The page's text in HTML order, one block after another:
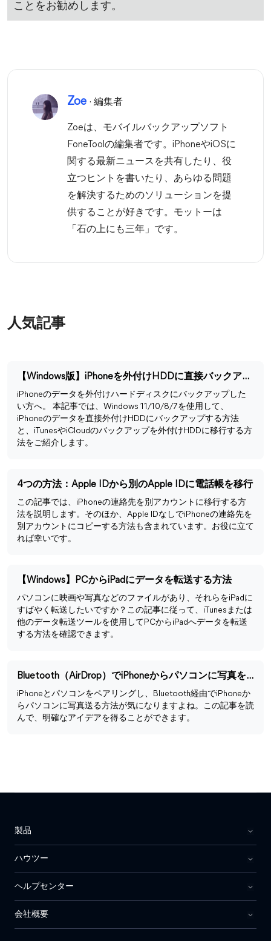
ことをお勧めします。
Zoe· 編集者
Zoeは、モバイルバックアップソフト
FoneToolの編集者です。iPhoneやiOSに
関する最新ニュースを共有したり、役
立つヒントを書いたり、あらゆる問題
を解決するためのソリューションを提
供することが好きです。モットーは
「石の上にも三年」です。
人気記事
【Windows版】iPhoneを外付けHDDに直接バックアップする方法
iPhoneのデータを外付けハードディスクにバックアップした
い方へ。 本記事では、Windows 11/10/8/7を使用して、
iPhoneのデータを直接外付けHDDにバックアップする方法
と、iTunesやiCloudのバックアップを外付けHDDに移行する方
法をご紹介します。
4つの方法：Apple IDから別のApple IDに電話帳を移行
この記事では、iPhoneの連絡先を別アカウントに移行する方
法を説明します。そのほか、Apple IDなしでiPhoneの連絡先を
別アカウントにコピーする方法も含まれています。お役に立て
れば幸いです。
【Windows】PCからiPadにデータを転送する方法
パソコンに映画や写真などのファイルがあり、それらをiPadに
すばやく転送したいですか？この記事に従って、iTunesまたは
他のデータ転送ツールを使用してPCからiPadへデータを転送
する方法を確認できます。
Bluetooth（AirDrop）でiPhoneからパソコンに写真を送る方法
iPhoneとパソコンをペアリングし、Bluetooth経由でiPhoneか
らパソコンに写真送る方法が気になりますよね。この記事を読
んで、明確なアイデアを得ることができます。
製品
ハウツー
ヘルプセンター
会社概要